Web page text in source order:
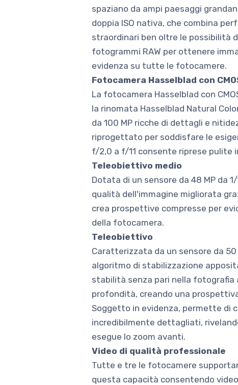
spaziano da ampi paesaggi
doppia ISO nativa, che combina
straordinari ben oltre le possibilità
fotogrammi RAW per ottenere
evidenza su tutte le fotocamere.
Fotocamera Hasselblad con
La fotocamera Hasselblad con
la rinomata Hasselblad Natural
da 100 MP ricche di dettagli e
riprogettato per soddisfare le
f/2,0 a f/11 consente riprese pulite
Teleobiettivo medio
Dotata di un sensore da 48 MP da
qualità dell'immagine migliorata
crea prospettive compresse per
della fotocamera.
Teleobiettivo
Caratterizzata da un sensore da
algoritmo di stabilizzazione
stabilità senza pari nella fotografia
profondità, creando una
Soggetto in evidenza, permette di
incredibilmente dettagliati,
esegue lo zoom avanti.
Video di qualità professionale
Tutte e tre le fotocamere
questa capacità consentendo